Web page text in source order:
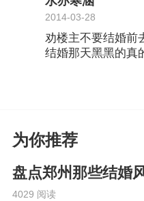
2014-03-28
劝楼主不要结婚前
结婚那天黑黑的真
为你推荐
盘点郑州那些结婚
4029 阅读